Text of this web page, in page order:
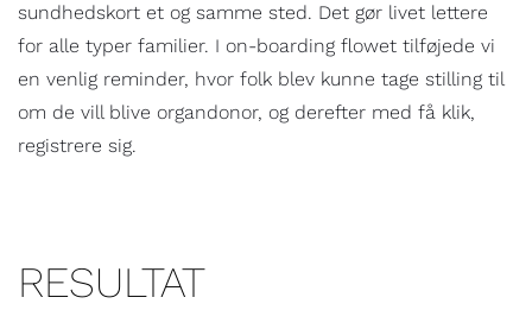
sundhedskort et og samme sted. Det gør livet lettere
for alle typer familier. I on-boarding flowet tilføjede vi
en venlig reminder, hvor folk blev kunne tage stilling til
om de vill blive organdonor, og derefter med få klik,
registrere sig.
RESULTAT